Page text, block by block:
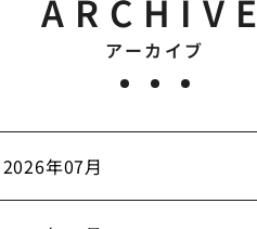
ARCHIVE
アーカイブ
2026年07月